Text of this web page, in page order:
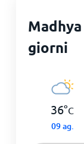
giorni
36°C
09 ag.